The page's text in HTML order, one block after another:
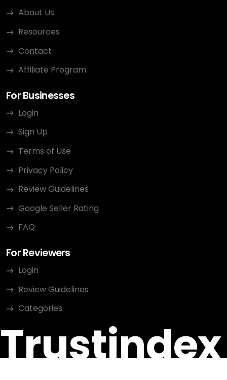
About Us
Resources
Contact
Affiliate Program
For Businesses
Login
Sign Up
Terms of Use
Privacy Policy
Review Guidelines
Google Seller Rating
FAQ
For Reviewers
Login
Review Guidelines
Categories
Trustindex